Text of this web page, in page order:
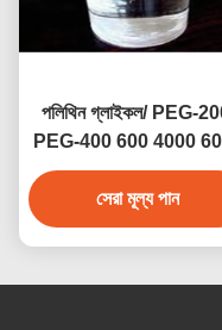
পলিথিন গ্লাইকল/ PEG-
PEG-400 600 4000
8000 CAS 25322-
সেরা মূল্য পান